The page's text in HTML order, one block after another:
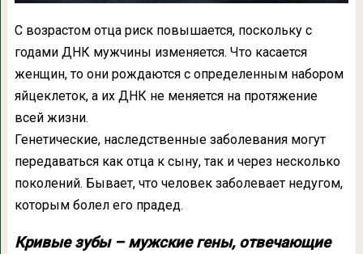
С возрастом отца риск повышается, поскольку с
годами ДНК мужчины изменяется. Что касается
женщин, то они рождаются с определенным набором
яйцеклеток, а их ДНК не меняется на протяжение
всей жизни.
Генетические, наследственные заболевания могут
передаваться как отца к сыну, так и через несколько
поколений. Бывает, что человек заболевает недугом,
которым болел его прадед.
Кривые зубы – мужские гены, отвечающие